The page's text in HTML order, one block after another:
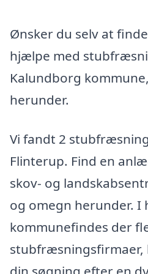
Ønsker du selv at
hjælpe med
Kalundborg
herunder.
Vi fandt 2
Flinterup. Find en
skov- og
og omegn herunder. I
kommunefindes der
stubfræsningsfirmaer,